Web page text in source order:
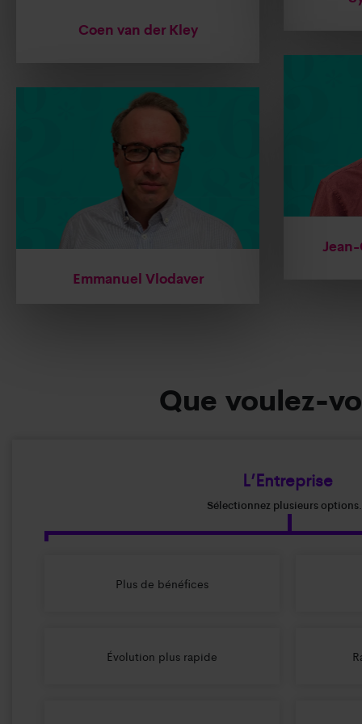
Coen van der Kley
Emmanuel Vlodaver
Que voulez-
L’Entreprise
Sélectionnez plusieurs
Plus de bénéfices
Évolution plus rapide